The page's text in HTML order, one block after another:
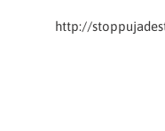
http://